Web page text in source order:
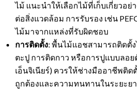
ไม้ แนะนำให้เลือกไม้ที่เก็บเกี่ยวอย่
ต่อสิ่งแวดล้อม การรับรอง เช่น
ไม้มาจากแหล่งที่รับผิดชอบ
การติดตั้ง: พื้นไม้แอชสามารถติดตั้
ตะปู การติดกาว หรือการปูแบบลอ
เอ็นจิเนียร์) ควรให้ช่างมืออาชีพติด
ถูกต้องและความทนทานในระยะย